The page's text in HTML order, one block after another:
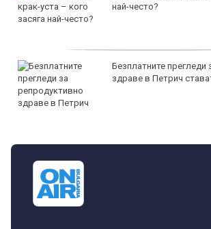
най-често?
Безплатните прегледи
здраве в Петрич